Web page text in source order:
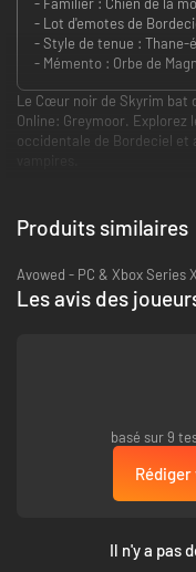
- Lot d'emotes de
- Style de tenue : Thane-
- Mémento : Orbe de
Le Cœur noir de Skyrim bat
Online: Greymoor. Explorez
occidentale de Bordeciel et
COMMENCEZ AVEC
histoire indépendante,
EXPLOREZ LE
occidentale de
REPOUSSEZ LES
vampires, loups-
LA SAGA DE
Produits similaires
Les avis des
basé sur 9
Il n'y a pas